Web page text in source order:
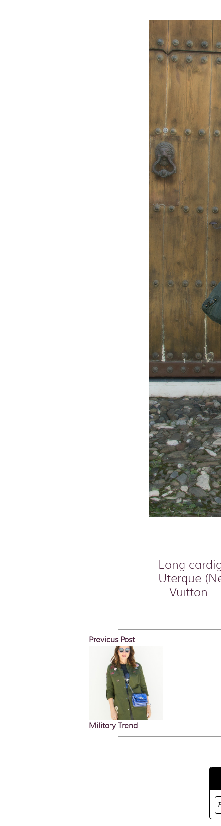
Long
Uterqüe
Vuitton
Previous Post
Military Trend